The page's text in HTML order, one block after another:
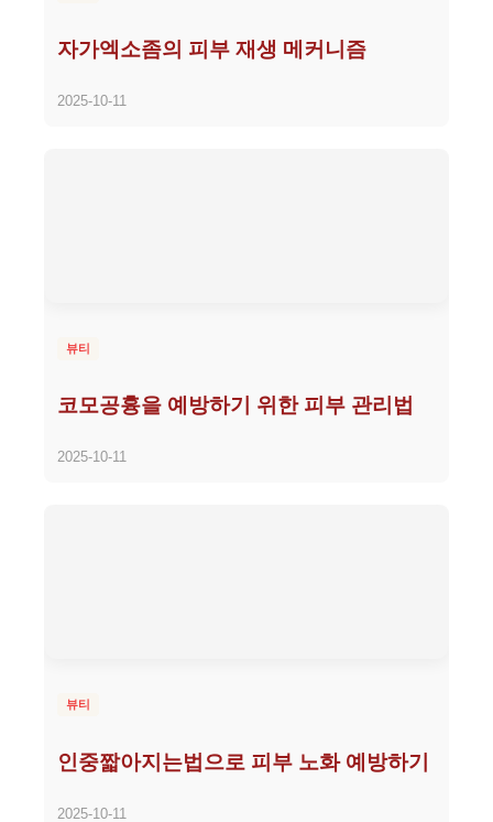
자가엑소좀의 피부 재생 메커니즘
2025-10-11
뷰티
코모공흉을 예방하기 위한 피부 관리법
2025-10-11
뷰티
인중짧아지는법으로 피부 노화 예방하기
2025-10-11